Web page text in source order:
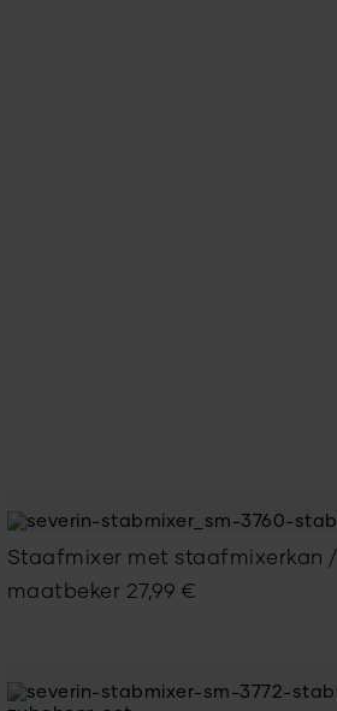
Staafmixer met staafmixerkan /
maatbeker 27,99 €